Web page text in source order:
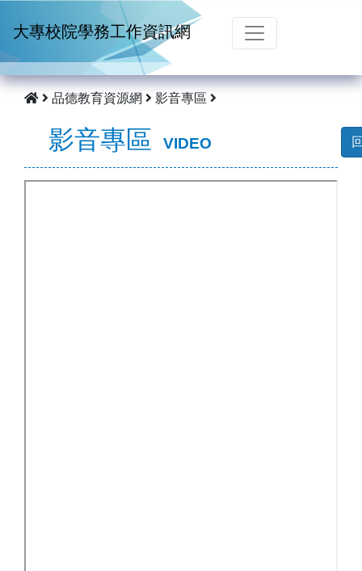
大專校院學務工作資訊網
品德教育資源網 影音專區
影音專區 VIDEO